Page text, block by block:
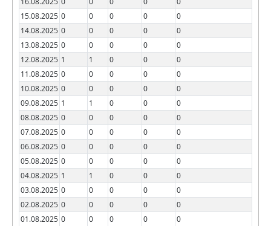
15.08.2025 0 0 0 0
0
14.08.2025 0 0 0 0
0
13.08.2025 0 0 0 0
0
12.08.2025 1 1 0 0
0
11.08.2025 0 0 0 0
0
10.08.2025 0 0 0 0
0
09.08.2025 1 1 0 0
0
08.08.2025 0 0 0 0
0
07.08.2025 0 0 0 0
0
06.08.2025 0 0 0 0
0
05.08.2025 0 0 0 0
0
04.08.2025 1 1 0 0
0
03.08.2025 0 0 0 0
0
02.08.2025 0 0 0 0
0
01.08.2025 0 0 0 0
0